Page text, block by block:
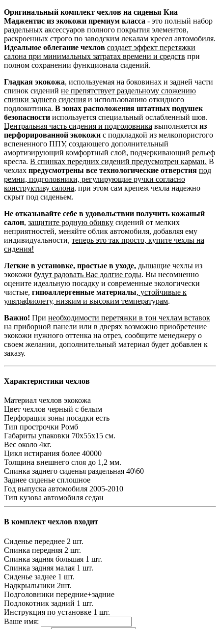
Оригинальный комплект чехлов на сиденья Киа
Маджентис из экокожи премиум класса - это полный набор
раздельных аксессуаров полного покрытия элементов,
раскроенных строго по заводским лекалам кресел автомобиля.
Идеальное облегание чехлов создает эффект перетяжки
салона при минимальных затратах времени и средств при
полном сохранении функционала сидений.
Гладкая экокожа, используемая на боковинах и задней части
спинок сидений не препятствует раздельному сложению
спинки заднего сидения и использованию откидного
подлокотника. В зонах расположения штатных подушек
безопасности используется специальный ослабленный шов.
Центральная часть сидения и подголовника выполняется из
перфорированной экокожи с подкладкой из мелкопористого
вспененного ППУ, создающего дополнительный
амортизирующий комфортный слой, подчеркивающий рельеф
кресла. В спинках передних сидений предусмотрен карман. В
чехлах предусмотрены все технологические отверстия под
ремни, подголовники, регулирующие ручки согласно
конструктиву салона, при этом сам крепеж чехла надежно
скрыт под сиденьем.
Не отказывайте себе в удовольствии получить кожаный
салон, защитите родную обивку сидений от мелких
неприятностей, меняйте облик автомобиля, добавляя ему
индивидуальности, теперь это так просто, купите чехлы на
сидения!
Легкие в установке, простые в уходе, дышащие чехлы из
экокожи будут радовать Вас долгие годы. Вы несомненно
оцените идеальную посадку и современные экологически
чистые, гипоаллергенные материалы, устойчивые к
ультрафиолету, низким и высоким температурам.
Важно! При необходимости перетяжки в тон чехлам вставок
на приборной панели или в дверях возможно приобретение
экокожи нужного оттенка на отрез, сообщите менеджеру о
своем желании, дополнительный материал будет добавлен к
заказу.
Характеристики чехлов
Материал чехлов экокожа
Цвет чехлов черный с белым
Перфорация зоны посадки есть
Тип прострочки Ромб
Габариты упаковки 70х55х15 см.
Вес около 4кг.
Цикл истирания более 40000
Толщина внешнего слоя до 1,2 мм.
Спинка заднего сиденья раздельная 40\60
Заднее сиденье сплошное
Год выпуска автомобиля 2005-2010
Тип кузова автомобиля седан
В комплект чехлов входит
Сиденье переднее 2 шт.
Спинка передняя 2 шт.
Спинка задняя большая 1 шт.
Спинка задняя малая 1 шт.
Сиденье заднее 1 шт.
Надкрыльники 2шт.
Подголовники передние+задние
Подлокотник задний 1 шт.
Инструкция по установке 1 шт.
Ваше имя: